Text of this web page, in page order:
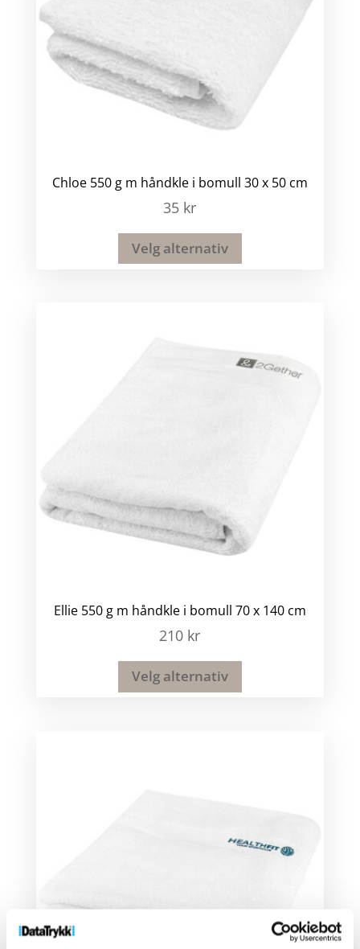
Chloe 550 g m håndkle i bomull 30 x 50 cm
35 kr
Velg alternativ
Ellie 550 g m håndkle i bomull 70 x 140 cm
210 kr
Velg alternativ